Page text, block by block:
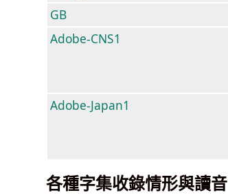
GB
Adobe-CNS1
Adobe-Japan1
各種字集收錄情形與讀音